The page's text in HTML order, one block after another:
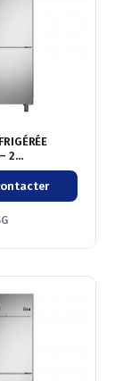
2
– POSITIVE
GROUPE